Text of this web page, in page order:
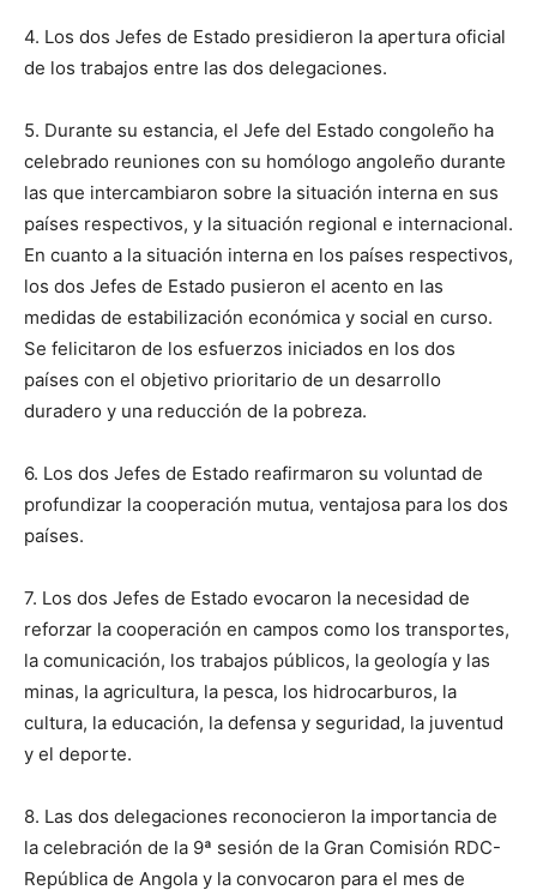
4. Los dos Jefes de Estado presidieron la apertura oficial
de los trabajos entre las dos delegaciones.
5. Durante su estancia, el Jefe del Estado congoleño ha
celebrado reuniones con su homólogo angoleño durante
las que intercambiaron sobre la situación interna en sus
países respectivos, y la situación regional e internacional.
En cuanto a la situación interna en los países respectivos,
los dos Jefes de Estado pusieron el acento en las
medidas de estabilización económica y social en curso.
Se felicitaron de los esfuerzos iniciados en los dos
países con el objetivo prioritario de un desarrollo
duradero y una reducción de la pobreza.
6. Los dos Jefes de Estado reafirmaron su voluntad de
profundizar la cooperación mutua, ventajosa para los dos
países.
7. Los dos Jefes de Estado evocaron la necesidad de
reforzar la cooperación en campos como los transportes,
la comunicación, los trabajos públicos, la geología y las
minas, la agricultura, la pesca, los hidrocarburos, la
cultura, la educación, la defensa y seguridad, la juventud
y el deporte.
8. Las dos delegaciones reconocieron la importancia de
la celebración de la 9ª sesión de la Gran Comisión RDC-
República de Angola y la convocaron para el mes de